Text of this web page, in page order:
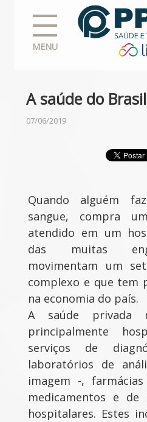
MENU
A saúde do Brasil
07/06/2019
Quando alguém
sangue, compra
atendido em um
das muitas
movimentam um
complexo e que tem
na economia do país.
A saúde privada
principalmente
serviços de
laboratórios de
imagem -,
medicamentos e de
hospitalares. Estes